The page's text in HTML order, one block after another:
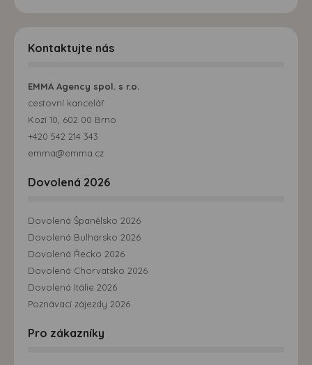
Kontaktujte nás
EMMA Agency spol. s r.o.
cestovní kancelář
Kozí 10, 602 00 Brno
+420 542 214 343
emma@emma.cz
Dovolená 2026
Dovolená Španělsko 2026
Dovolená Bulharsko 2026
Dovolená Řecko 2026
Dovolená Chorvatsko 2026
Dovolená Itálie 2026
Poznávací zájezdy 2026
Pro zákazníky